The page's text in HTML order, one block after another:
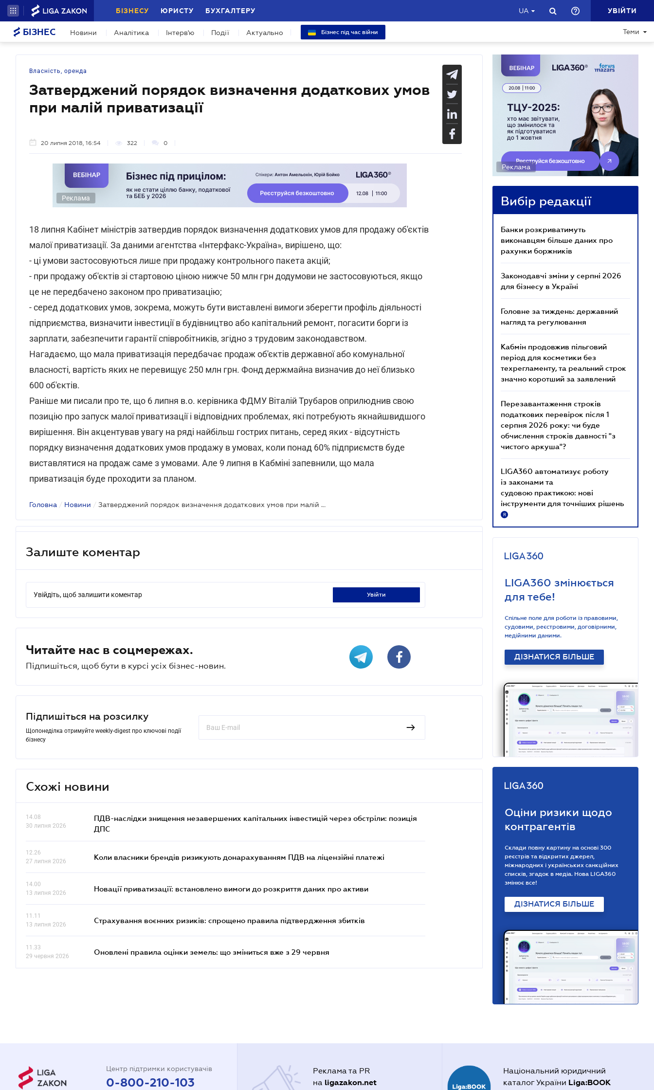
БІЗНЕСУ ЮРИСТУ БУХГАЛТЕРУ UA УВІЙТИ
БІЗНЕС Новини Аналітика Інтерв'ю Події Актуально Бізнес під час війни Теми
Власність, оренда
Затверджений порядок визначення додаткових умов
при малій приватизації
20 липня 2018, 16:54 322 0
Реклама
18 липня Кабінет міністрів затвердив порядок визначення додаткових умов для продажу об'єктів
малої приватизації. За даними агентства «Інтерфакс-Україна», вирішено, що:
- ці умови застосовуються лише при продажу контрольного пакета акцій;
- при продажу об'єктів зі стартовою ціною нижче 50 млн грн додумови не застосовуються, якщо
це не передбачено законом про приватизацію;
- серед додаткових умов, зокрема, можуть бути виставлені вимоги зберегти профіль діяльності
підприємства, визначити інвестиції в будівництво або капітальний ремонт, погасити борги із
зарплати, забезпечити гарантії співробітників, згідно з трудовим законодавством.
Нагадаємо, що мала приватизація передбачає продаж об'єктів державної або комунальної
власності, вартість яких не перевищує 250 млн грн. Фонд держмайна визначив до неї близько
600 об'єктів.
Раніше ми писали про те, що 6 липня в.о. керівника ФДМУ Віталій Трубаров оприлюднив свою
позицію про запуск малої приватизації і відповідних проблемах, які потребують якнайшвидшого
вирішення. Він акцентував увагу на ряді найбільш гострих питань, серед яких - відсутність
порядку визначення додаткових умов продажу в умовах, коли понад 60% підприємств буде
виставлятися на продаж саме з умовами. Але 9 липня в Кабміні запевнили, що мала
приватизація буде проходити за планом.
Головна / Новини / Затверджений порядок визначення додаткових умов при малій приватизації
Залиште коментар
Увійдіть, щоб залишити коментар увійти
Читайте нас в соцмережах.
Підпишіться, щоб бути в курсі усіх бізнес-новин.
Підпишіться на розсилку
Щопонеділка отримуйте weekly-digest про ключові події
бізнесу
Схожі новини
14.08
30 липня 2026
ПДВ-наслідки знищення незавершених капітальних інвестицій через обстріли: позиція
ДПС
12.26
27 липня 2026
Коли власники брендів ризикують донарахуванням ПДВ на ліцензійні платежі
14.00
13 липня 2026
Новації приватизації: встановлено вимоги до розкриття даних про активи
11.11
13 липня 2026
Страхування воєнних ризиків: спрощено правила підтвердження збитків
11.33
29 червня 2026
Оновлені правила оцінки земель: що зміниться вже з 29 червня
Реклама
Вибір редакції
Банки розкриватимуть
виконавцям більше даних про
рахунки боржників
Законодавчі зміни у серпні 2026
для бізнесу в Україні
Головне за тиждень: державний
нагляд та регулювання
Кабмін продовжив пільговий
період для косметики без
техрегламенту, та реальний строк
значно коротший за заявлений
Перезавантаження строків
податкових перевірок після 1
серпня 2026 року: чи буде
обчислення строків давності "з
чистого аркуша"?
LIGA360 автоматизує роботу
із законами та
судовою практикою: нові
інструменти для точніших рішень
R
LIGA360 змінюється
для тебе!
Спільне поле для роботи із правовими,
судовими, реєстровими, договірними,
медійними даними.
ДІЗНАТИСЯ БІЛЬШЕ
Оціни ризики щодо
контрагентів
Склади повну картину на основі 300
реєстрів та відкритих джерел,
міжнародних і українських санкційних
списків, згадок в медіа. Нова LIGA360
змінює все!
ДІЗНАТИСЯ БІЛЬШЕ
Центр підтримки користувачів
0-800-210-103
Реклама та PR
на ligazakon.net
Національний юридичний
каталог України Liga:BOOK